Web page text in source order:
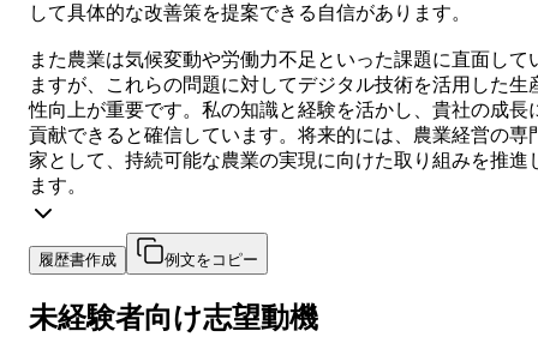
して具体的な改善策を提案できる自信があります。
また農業は気候変動や労働力不足といった課題に直面して
ますが、これらの問題に対してデジタル技術を活用した生
性向上が重要です。私の知識と経験を活かし、貴社の成長
貢献できると確信しています。将来的には、農業経営の専
家として、持続可能な農業の実現に向けた取り組みを推進
ます。
履歴書作成 例文をコピー
未経験者向け志望動機